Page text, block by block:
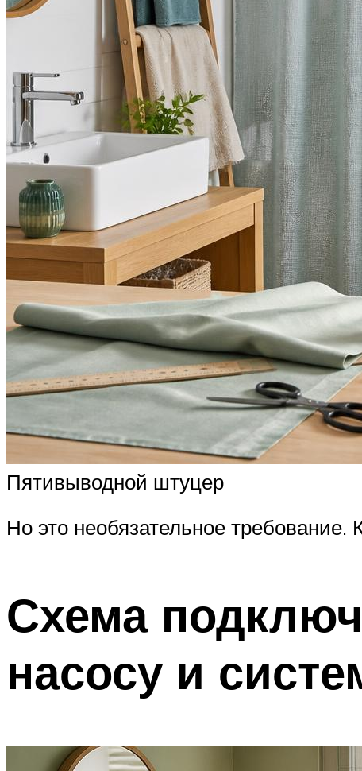
Пятивыводной штуцер
Но это необязательное требование.
Схема
насосу и